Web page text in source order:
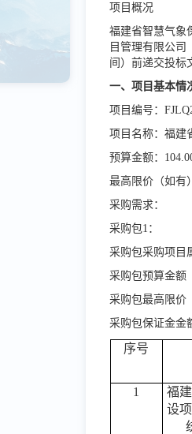
项目概况
福建省智慧气象
目管理有限公司
间）前递交投标
一、项目基本情
项目编号：
项目名称：福建
预算金额：
最高限价（如有
采购需求：
采购包1：
采购包采购项目
采购包预算金额
采购包最高限价
采购包保证金金
序号
1
福
设